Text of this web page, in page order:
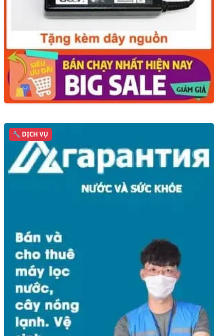
🔧 DỊCH VỤ